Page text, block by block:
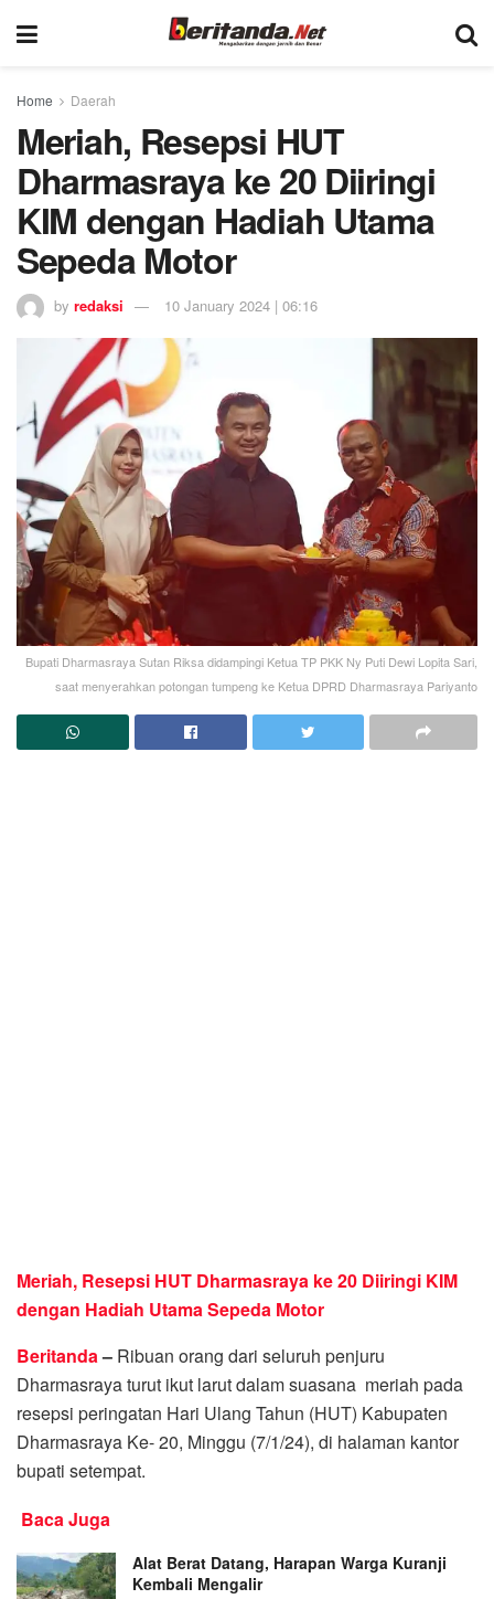
Home Daerah
Meriah, Resepsi HUT
Dharmasraya ke 20 Diiringi
KIM dengan Hadiah Utama
Sepeda Motor
by redaksi 10 January 2024 | 06:16
Bupati Dharmasraya Sutan Riksa didampingi Ketua TP PKK Ny Puti Dewi Lopita Sari,
saat menyerahkan potongan tumpeng ke Ketua DPRD Dharmasraya Pariyanto
Meriah, Resepsi HUT Dharmasraya ke 20 Diiringi KIM
dengan Hadiah Utama Sepeda Motor
Beritanda– Ribuan orang dari seluruh penjuru
Dharmasraya turut ikut larut dalam suasana meriah pada
resepsi peringatan Hari Ulang Tahun (HUT) Kabupaten
Dharmasraya Ke- 20, Minggu (7/1/24), di halaman kantor
bupati setempat.
Baca Juga
Alat Berat Datang, Harapan Warga Kuranji
Kembali Mengalir